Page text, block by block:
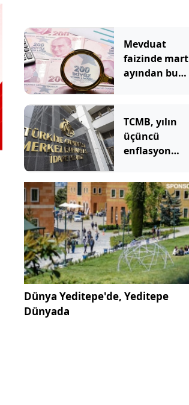
Mevduat
faizinde mart
ayından bu
TCMB, yılın
üçüncü
enflasyon
Ağustos'ta
açıklayacak
Dünya Yeditepe'de, Yeditepe
Dünyada